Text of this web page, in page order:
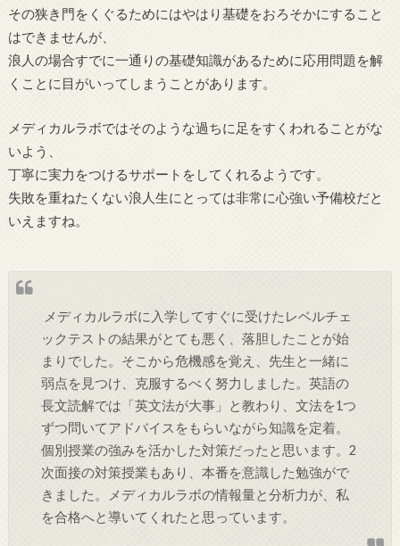
その狭き門をくぐるためにはやはり基礎をおろそかにすること
はできませんが、
浪人の場合すでに一通りの基礎知識があるために応用問題を解
くことに目がいってしまうことがあります。
メディカルラボではそのような過ちに足をすくわれることがな
いよう、
丁寧に実力をつけるサポートをしてくれるようです。
失敗を重ねたくない浪人生にとっては非常に心強い予備校だと
いえますね。
メディカルラボに入学してすぐに受けたレベルチェ
ックテストの結果がとても悪く、落胆したことが始
まりでした。そこから危機感を覚え、先生と一緒に
弱点を見つけ、克服するべく努力しました。英語の
長文読解では「英文法が大事」と教わり、文法を1つ
ずつ問いてアドバイスをもらいながら知識を定着。
個別授業の強みを活かした対策だったと思います。2
次面接の対策授業もあり、本番を意識した勉強がで
きました。メディカルラボの情報量と分析力が、私
を合格へと導いてくれたと思っています。